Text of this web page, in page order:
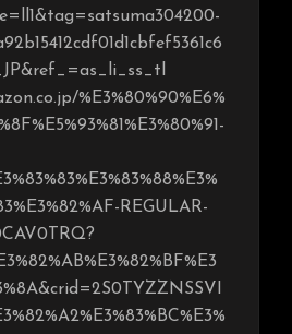
%E3%80%90%E6%
REGULAR-